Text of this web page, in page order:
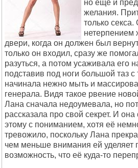
но ещё и
желания.
только
нетерпением
двери, когда он должен был
только он входил, сразу же
разуться, а потом усаживала его
подставив под ноги большой таз с
начинала нежно мыть и
генерала. Видя такое рвение
Лана сначала недоумевала, но
рассказала про свой секрет. И она
этому с пониманием, хотя её
тревожило, поскольку Лана
чем меньше внимания ей уделяет
возможность, что её куда-то